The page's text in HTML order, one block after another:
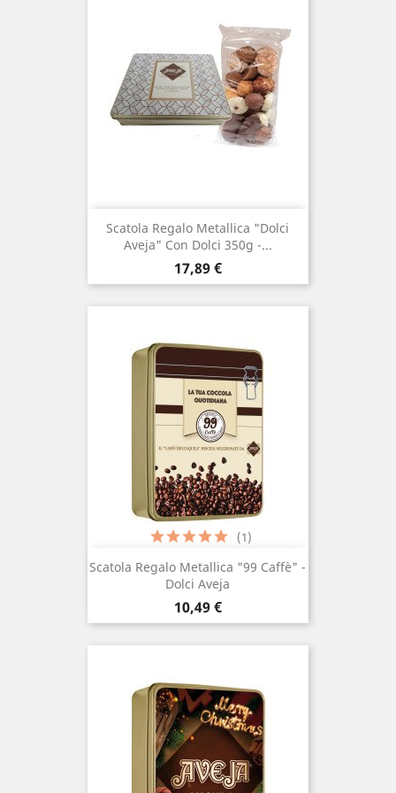
Scatola Regalo Metallica "Dolci
Aveja" Con Dolci 350g -...
Prezzo
17,89 €
Scatola Regalo Metallica "99 Caffè" -
Dolci Aveja
Prezzo
10,49 €
(1)